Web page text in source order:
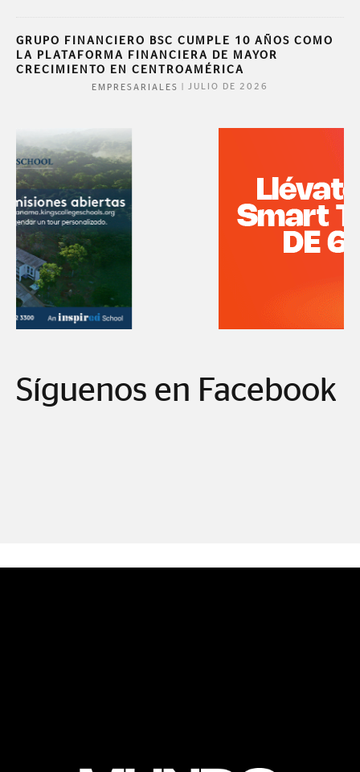
GRUPO FINANCIERO BSC CUMPLE 10 AÑOS COMO
LA PLATAFORMA FINANCIERA DE MAYOR
CRECIMIENTO EN CENTROAMÉRICA
EMPRESARIALES JULIO DE 2026
Síguenos en Facebook